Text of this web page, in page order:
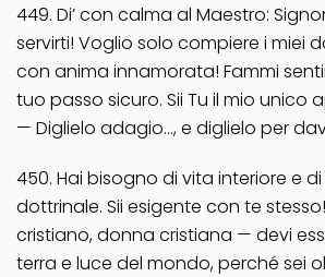
449. Di’ con calma al Maestro:
servirti! Voglio solo compiere i miei
con anima innamorata! Fammi
tuo passo sicuro. Sii Tu il mio unico
— Diglielo adagio…, e diglielo per
450. Hai bisogno di vita interiore e
dottrinale. Sii esigente con te
cristiano, donna cristiana — devi
terra e luce del mondo, perché sei